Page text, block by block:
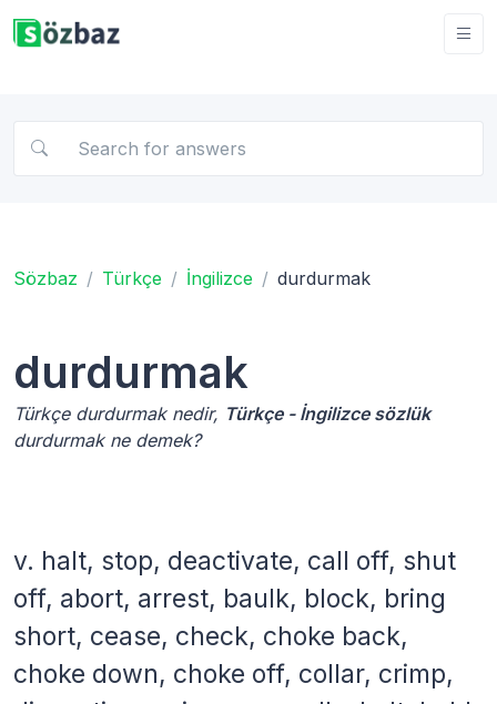
Sözbaz Türkçe İngilizce durdurmak
durdurmak
Türkçe durdurmak nedir, Türkçe - İngilizce sözlük
durdurmak ne demek?
v. halt, stop, deactivate, call off, shut
off, abort, arrest, baulk, block, bring
short, cease, check, choke back,
choke down, choke off, collar, crimp,